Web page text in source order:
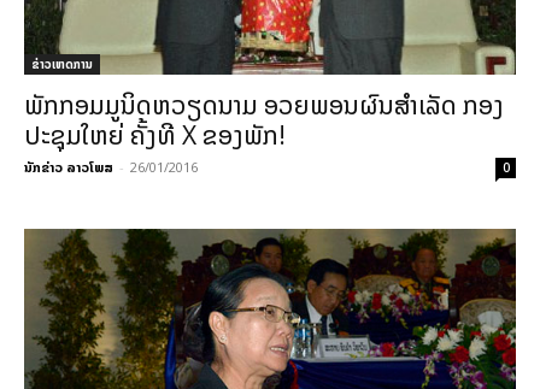
ຂ່າວເຫດການ
ພັກກອມມູນິດຫວຽດນາມ ອວຍພອນຜົນສຳເລັດ ກອງ
ປະຊຸມໃຫຍ່ ຄັ້ງທີ X ຂອງພັກ!
ນັກຂ່າວ ລາວໂພສ - 26/01/2016 0